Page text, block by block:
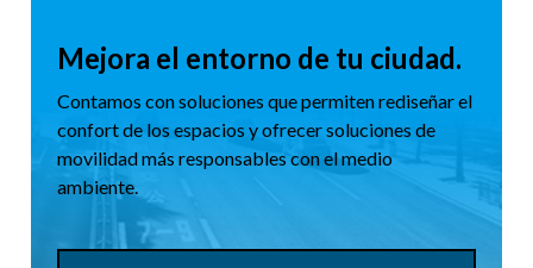
Mejora el entorno de tu ciudad.
Contamos con soluciones que permiten rediseñar el
confort de los espacios y ofrecer soluciones de
movilidad más responsables con el medio
ambiente.